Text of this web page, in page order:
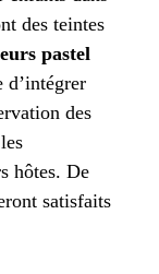
des teintes
pastel
d’intégrer
des
hôtes. De
satisfaits